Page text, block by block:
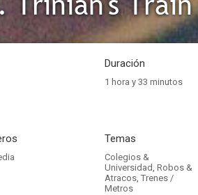
Duración
1 hora y 33 minutos
Temas
Colegios &
Universidad, Robos &
Atracos, Trenes /
Metros